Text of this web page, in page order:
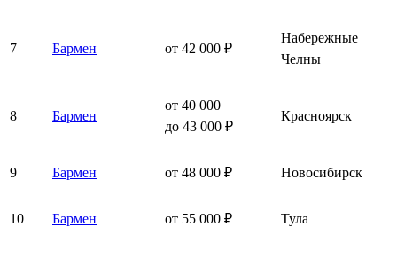
7 Бармен от 42 000 ₽
Набережные
Челны
8 Бармен
от 40 000
до 43 000 ₽
Красноярск
9 Бармен от 48 000 ₽ Новосибирск
10 Бармен от 55 000 ₽ Тула